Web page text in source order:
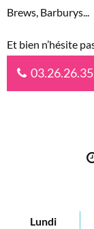
Brews, Barburys...
Et bien n’hésite
Lundi